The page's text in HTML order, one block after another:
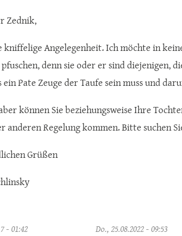
Zednik,
kniffelige Angelegenheit. Ich möchte in
denn sie oder er sind diejenigen,
ein Pate Zeuge der Taufe sein muss und
können Sie beziehungsweise Ihre
anderen Regelung kommen. Bitte suchen
Grüßen
- 01:42 Do., 25.08.2022 - 09:53